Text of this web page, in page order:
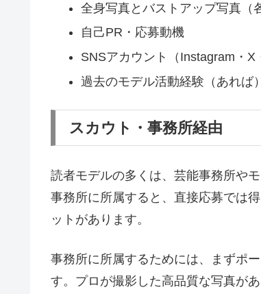
全身写真とバストアップ写真（
自己PR・応募動機
SNSアカウント（Instagram・X
過去のモデル活動経験（あれば）
スカウト・事務所経由
読者モデルの多くは、芸能事務所や
事務所に所属すると、直接応募では
ットがあります。
事務所に所属するためには、まずポ
す。プロが撮影した高品質な写真が